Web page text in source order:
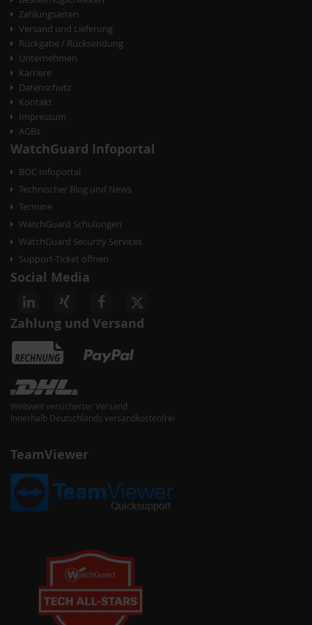
Zahlungsarten
Versand und Lieferung
Rückgabe / Rücksendung
Unternehmen
Karriere
Datenschutz
Kontakt
Impressum
AGBs
WatchGuard Infoportal
BOC Infoportal
Technischer Blog und News
Termine
WatchGuard Schulungen
WatchGuard Security Services
Support-Ticket öffnen
Social Media
Zahlung und Versand
Weltweit versicherter Versand
Innerhalb Deutschlands versandkostenfrei
TeamViewer